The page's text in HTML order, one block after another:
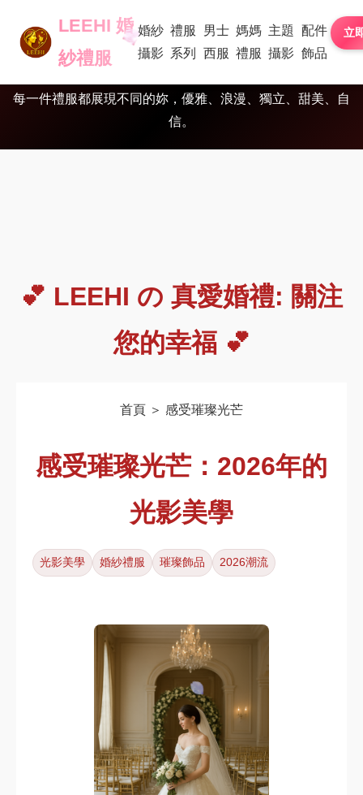
LEEHI 婚
紗禮服
婚紗
攝影
禮服
系列
男士
西服
媽媽
禮服
主題
攝影
配件
飾品
LEEHI 真愛婚禮 讓幸福有溫
度，讓儀式有靈魂
每一件禮服都展現不同的妳，優雅、浪漫、獨立、甜美、自
信。
💕 LEEHI の 真愛婚禮: 關注
您的幸福 💕
首頁 ＞ 感受璀璨光芒
感受璀璨光芒：2026年的
光影美學
光影美學 婚紗禮服 璀璨飾品 2026潮流
立